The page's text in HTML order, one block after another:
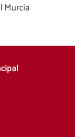
Murcia